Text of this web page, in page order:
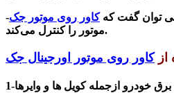
توان گفت که
موتور را کنترل می‌کند.
از
خودرو ازجمله کویل ها و وایرها